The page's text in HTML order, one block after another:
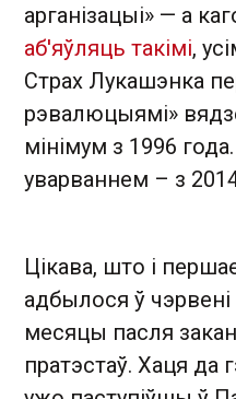
арганізацыі» — а
аб'яўляць такімі,
Страх Лукашэнка
рэвалюцыямі»
мінімум з 1996
уварваннем – з
Цікава, што і
адбылося ў
месяцы пасля
пратэстаў. Хаця да